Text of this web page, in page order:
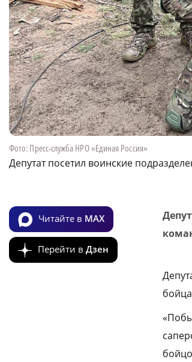
Фото: Пресс-служба НРО «Единая Россия»
Депутат посетил воинские
Читайте в MAX
Перейти в Дзен